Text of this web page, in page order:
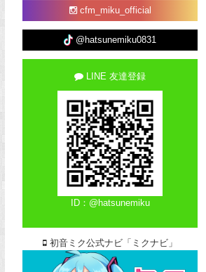
cfm_miku_official
@hatsunemiku0831
LINE 友達登録
ID：@hatsunemiku
初音ミク公式ナビ「ミクナビ」